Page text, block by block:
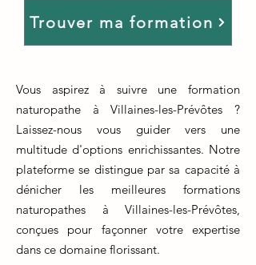
Trouver ma formation
Vous aspirez à suivre une formation
naturopathe à Villaines-les-Prévôtes ?
Laissez-nous vous guider vers une
multitude d'options enrichissantes. Notre
plateforme se distingue par sa capacité à
dénicher les meilleures formations
naturopathes à Villaines-les-Prévôtes,
conçues pour façonner votre expertise
dans ce domaine florissant.